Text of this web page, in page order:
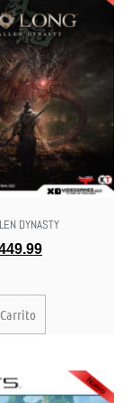
DYNASTY